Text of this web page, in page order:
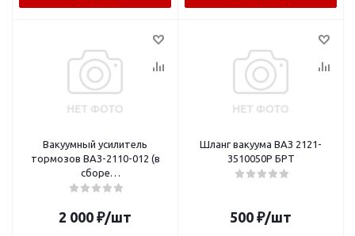
Вакуумный усилитель
тормозов ВАЗ-2110-012 (в
сборе
цилиндр+бачок+датчик) от
2 000 ₽/шт
Шланг вакуума ВАЗ 2121-
3510050Р БРТ
500 ₽/шт